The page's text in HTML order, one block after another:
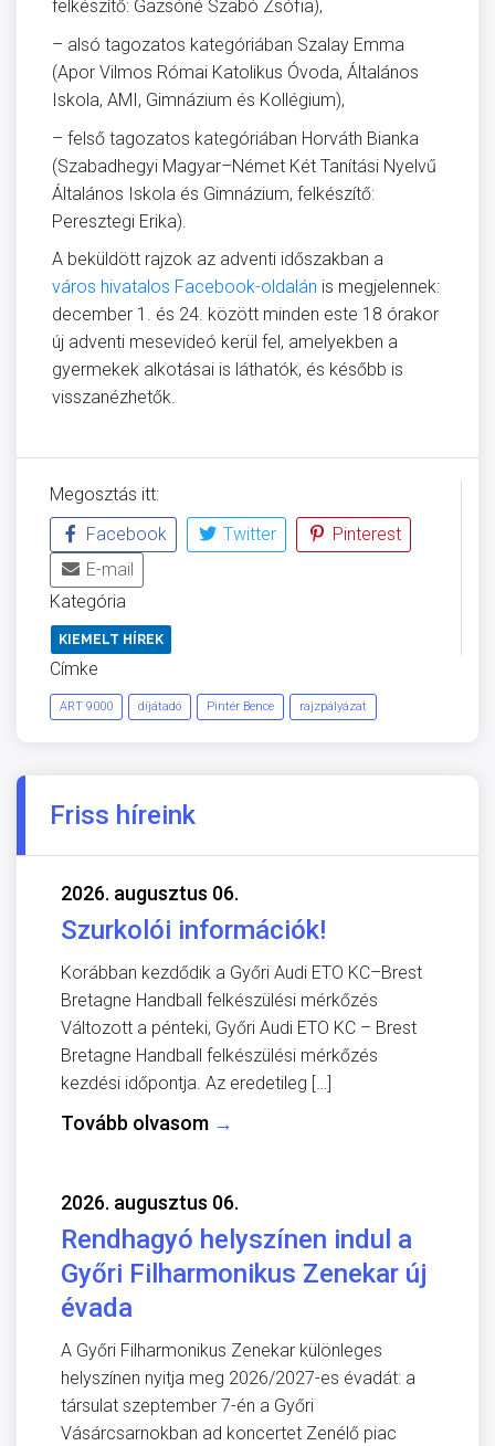
felkészítő: Gazsóné Szabó Zsófia),
– alsó tagozatos kategóriában Szalay Emma
(Apor Vilmos Római Katolikus Óvoda, Általános
Iskola, AMI, Gimnázium és Kollégium),
– felső tagozatos kategóriában Horváth Bianka
(Szabadhegyi Magyar–Német Két Tanítási Nyelvű
Általános Iskola és Gimnázium, felkészítő:
Peresztegi Erika).
A beküldött rajzok az adventi időszakban a
város hivatalos Facebook-oldalán is megjelennek:
december 1. és 24. között minden este 18 órakor
új adventi mesevideó kerül fel, amelyekben a
gyermekek alkotásai is láthatók, és később is
visszanézhetők.
Megosztás itt:
Facebook
Twitter
Pinterest
E-mail
Kategória
KIEMELT HÍREK
Címke
ART 9000 díjátadó Pintér Bence rajzpályázat
Friss híreink
2026. augusztus 06.
Szurkolói információk!
Korábban kezdődik a Győri Audi ETO KC–Brest
Bretagne Handball felkészülési mérkőzés
Változott a pénteki, Győri Audi ETO KC – Brest
Bretagne Handball felkészülési mérkőzés
kezdési időpontja. Az eredetileg […]
Tovább olvasom →
2026. augusztus 06.
Rendhagyó helyszínen indul a
Győri Filharmonikus Zenekar új
évada
A Győri Filharmonikus Zenekar különleges
helyszínen nyitja meg 2026/2027-es évadát: a
társulat szeptember 7-én a Győri
Vásárcsarnokban ad koncertet Zenélő piac